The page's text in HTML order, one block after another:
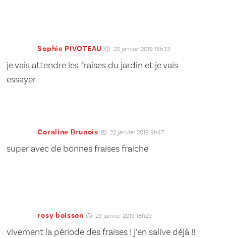
Sophie PIVOTEAU 20 janvier 2019 15h33
je vais attendre les fraises du jardin et je vais
essayer
Coraline Brunois 22 janvier 2019 9h47
super avec de bonnes fraises fraiche
rosy boisson 23 janvier 2019 18h29
vivement la période des fraises ! j’en salive déjà !!